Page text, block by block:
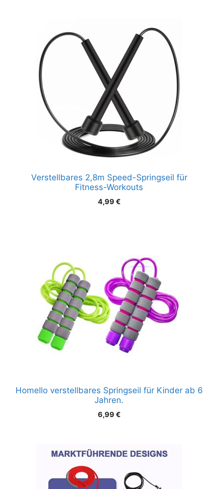
Verstellbares 2,8m Speed-Springseil für
Fitness-Workouts
4,99 €
Homello verstellbares Springseil für Kinder ab 6
Jahren.
6,99 €